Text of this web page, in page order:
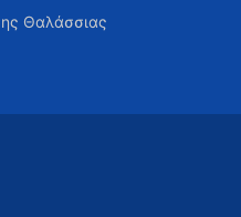
Θαλάσσιας